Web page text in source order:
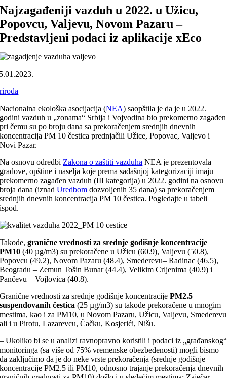
Najzagađeniji vazduh u 2022. u Užicu,
Popovcu, Valjevu, Novom Pazaru –
Predstavljeni podaci iz aplikacije xEco
Nacionalna ekološka asocijacija (NEA) saopštila je da je u 2022.
godini vazduh u „zonama“ Srbija i Vojvodina bio prekomerno zagađen
pri čemu su po broju dana sa prekoračenjem srednjih dnevnih
koncentracija PM 10 čestica prednjačili Užice, Popovac, Valjevo i
Novi Pazar.
Na osnovu odredbi Zakona o zaštiti vazduha NEA je prezentovala
gradove, opštine i naselja koje prema sadašnjoj kategorizaciji imaju
prekomerno zagađen vazduh (III kategorija) u 2022. godini na osnovu
broja dana (iznadUredbom dozvoljenih 35 dana) sa prekoračenjem
srednjih dnevnih koncentracija PM 10 čestica. Pogledajte u tabeli
ispod.
Takođe,granične vrednosti za srednje godišnje koncentracije
PM10 (40 µg/m3) su prekoračene u Užicu (60.9), Valjevu (50.8),
Popovcu (49.2), Novom Pazaru (48.4), Smederevu– Radinac (46.5),
Beogradu – Zemun Tošin Bunar (44.4), Velikim Crljenima (40.9) i
Pančevu – Vojlovica (40.8).
Granične vrednosti za srednje godišnje koncentracijePM2.5
suspendovanih čestica (25 µg/m3) su takođe prekoračene u mnogim
mestima, kao i za PM10, u Novom Pazaru, Užicu, Valjevu, Smederevu
ali i u Pirotu, Lazarevcu, Čačku, Kosjerići, Nišu.
– Ukoliko bi se u analizi ravnopravno koristili i podaci iz „građanskog“
monitoringa (sa više od 75% vremenske obezbeđenosti) mogli bismo
da zaključimo da je do neke vrste prekoračenja (srednje godišnje
koncentracije PM2.5 ili PM10, odnosno trajanje prekoračenja dnevnih